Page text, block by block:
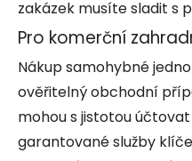
zakázek musíte sladit s
Pro komerční
Nákup samohybné
ověřitelný obchodní
mohou s jistotou
garantované služby